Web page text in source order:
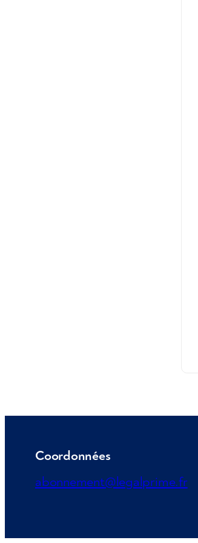
Coordonnées
abonnement@legalprime.fr